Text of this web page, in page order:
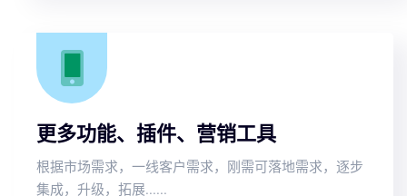
更多功能、插件、营销工具
根据市场需求，一线客户需求，刚需可落地需求，逐步
集成，升级，拓展......